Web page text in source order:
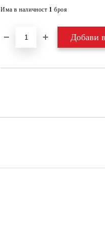
Има в наличност 1 броя